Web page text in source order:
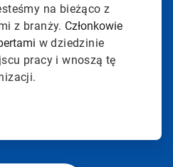
na bieżąco z
z branży. Członkowie
w dziedzinie
pracy i wnoszą tę